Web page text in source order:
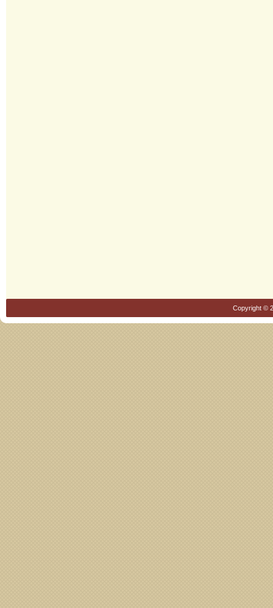
Copyright ©